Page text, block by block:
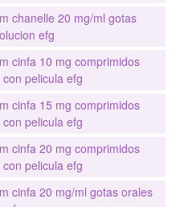
chanelle 20 mg/ml gotas
efg
cinfa 10 mg comprimidos
pelicula efg
cinfa 15 mg comprimidos
pelicula efg
cinfa 20 mg comprimidos
pelicula efg
cinfa 20 mg/ml gotas orales